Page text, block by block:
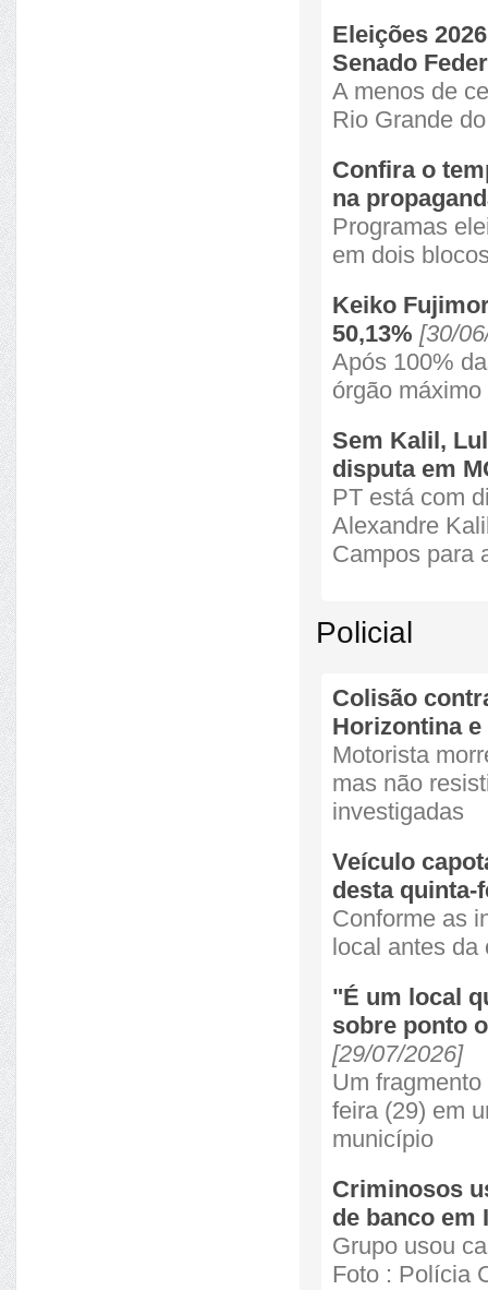
Eleições
Senado
A menos de
Rio Grande
Confira o
na
Programas
em dois
Keiko
50,13% [30/
Após 100%
órgão
Sem Kalil,
disputa em
PT está com
Alexandre
Campos para
Policial
Colisão
Horizontina e
Motorista
mas não
investigadas
Veículo
desta quinta-
Conforme as
local antes da
"É um local
sobre ponto
[29/07/2026]
Um
feira (29) em
município
Criminosos
de banco em
Grupo usou
Foto : Polícia